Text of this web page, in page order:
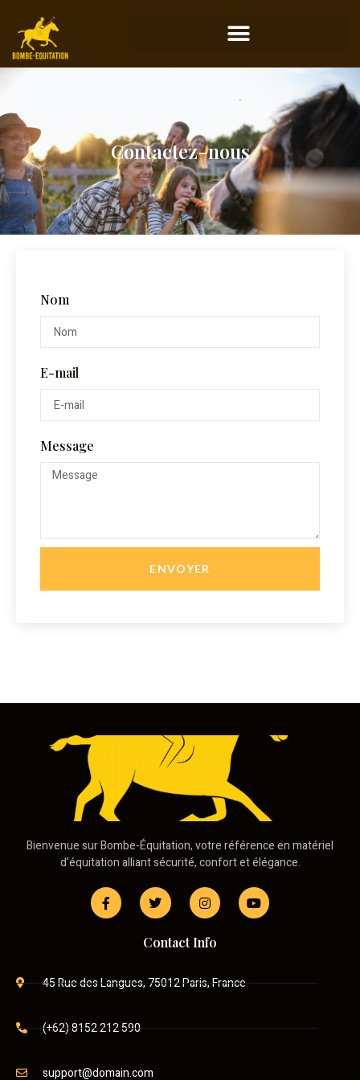
Contactez-nous
Nom
E-mail
Message
ENVOYER
Bienvenue sur Bombe-Équitation, votre référence en matériel
d’équitation alliant sécurité, confort et élégance.
Contact Info
45 Rue des Langues, 75012 Paris, France
(+62) 8152 212 590
support@domain.com